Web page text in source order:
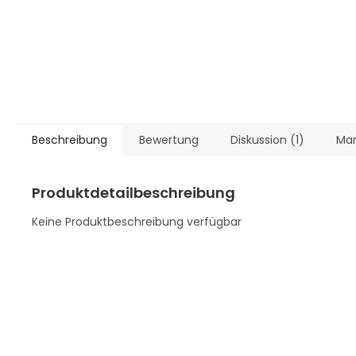
Beschreibung Bewertung Diskussion (1)
Produktdetailbeschreibung
Keine Produktbeschreibung verfügbar